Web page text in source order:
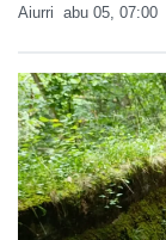
Aiurri abu 05, 07:00